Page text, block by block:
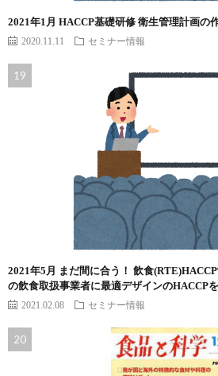
2021年1月 HACCP基礎研修 衛生管理計画の
2020.11.11 セミナー情報
2021年5月 まだ間に合う！ 飲食
の飲食取扱事業者に最適デザインのHACCP
2021.02.08 セミナー情報